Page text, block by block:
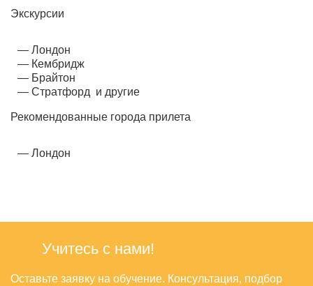
Экскурсии
Лондон
Кембридж
Брайтон
Стратфорд и другие
Рекомендованные города прилета
Лондон
Учитесь с нами!
Оставьте заявку на обучение. Консультация, подбор